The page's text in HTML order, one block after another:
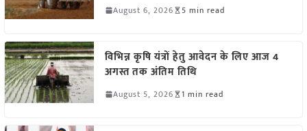
August 6, 2026 5 min read
विभिन्न कृषि यंत्रों हेतु आवेदन के लिए आज 4
अगस्त तक अंतिम तिथि
August 5, 2026 1 min read